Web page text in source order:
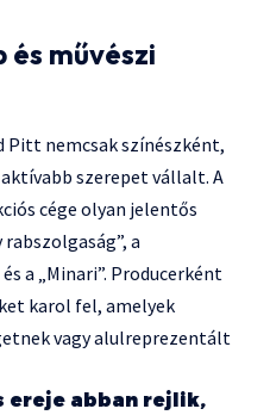
és művészi
Pitt nemcsak színészként,
szerepet vállalt. A
cége olyan jelentős
a
a „Minari”. Producerként
karol fel, amelyek
vagy alulreprezentált
ereje abban rejlik,